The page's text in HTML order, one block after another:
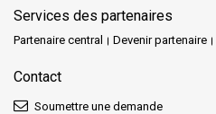
Services des partenaires
Partenaire central Devenir partenaire
Contact
Soumettre une demande